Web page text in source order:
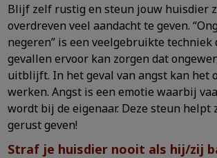
Blijf zelf rustig en steun jouw huisdier
overdreven veel aandacht te geven.
negeren” is een veelgebruikte techniek
gevallen ervoor kan zorgen dat
uitblijft. In het geval van angst kan het
werken. Angst is een emotie waarbij
wordt bij de eigenaar. Deze steun helpt
gerust geven!
Straf je huisdier nooit als hij/zij